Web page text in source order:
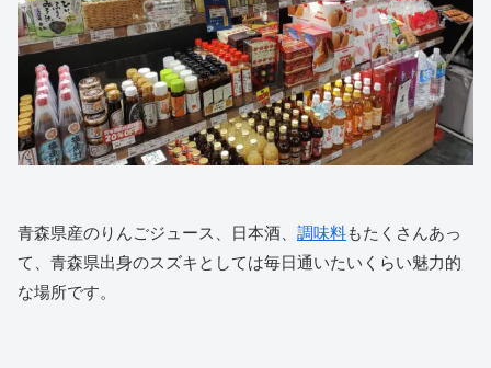
青森県産のりんごジュース、日本酒、 調味料もたくさんあっ
て、青森県出身のスズキとしては毎日通いたいくらい魅力的
な場所です。